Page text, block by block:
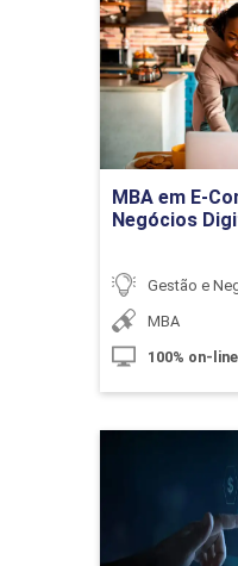
Principais
Obras
Ferramentas
MBA em E-
Negócios
Gestão e
MBA
100% on-line
Ir